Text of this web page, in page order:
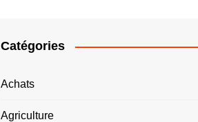
Catégories
Achats
Agriculture